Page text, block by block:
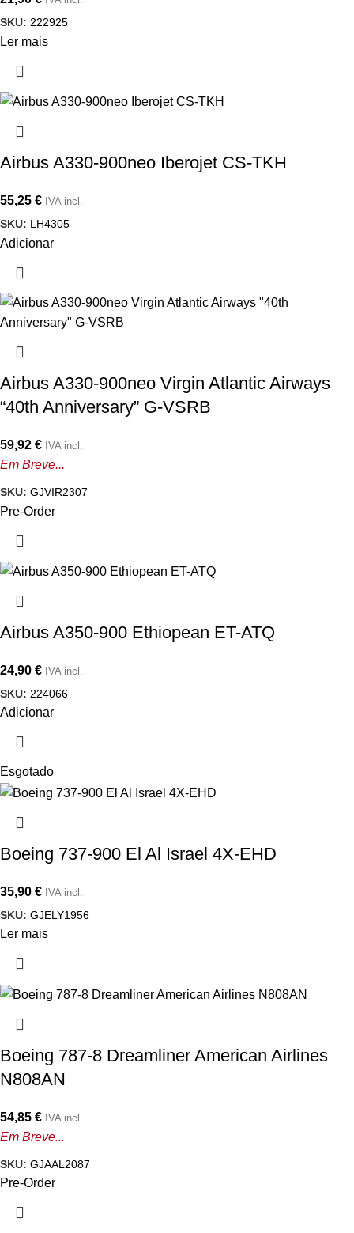
SKU: 222925
Ler mais
Airbus A330-900neo Iberojet CS-TKH
55,25 € IVA incl.
SKU: LH4305
Adicionar
Airbus A330-900neo Virgin Atlantic Airways
“40th Anniversary” G-VSRB
59,92 € IVA incl.
Em Breve...
SKU: GJVIR2307
Pre-Order
Airbus A350-900 Ethiopean ET-ATQ
24,90 € IVA incl.
SKU: 224066
Adicionar
Esgotado
Boeing 737-900 El Al Israel 4X-EHD
35,90 € IVA incl.
SKU: GJELY1956
Ler mais
Boeing 787-8 Dreamliner American Airlines
N808AN
54,85 € IVA incl.
Em Breve...
SKU: GJAAL2087
Pre-Order